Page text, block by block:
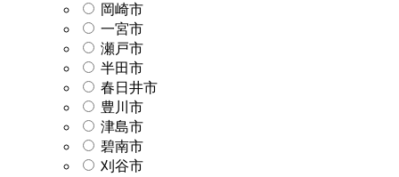
岡崎市
一宮市
瀬戸市
半田市
春日井市
豊川市
津島市
碧南市
刈谷市